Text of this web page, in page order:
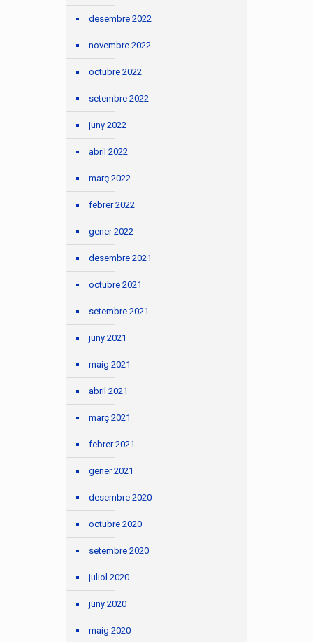
desembre 2022
novembre 2022
octubre 2022
setembre 2022
juny 2022
abril 2022
març 2022
febrer 2022
gener 2022
desembre 2021
octubre 2021
setembre 2021
juny 2021
maig 2021
abril 2021
març 2021
febrer 2021
gener 2021
desembre 2020
octubre 2020
setembre 2020
juliol 2020
juny 2020
maig 2020